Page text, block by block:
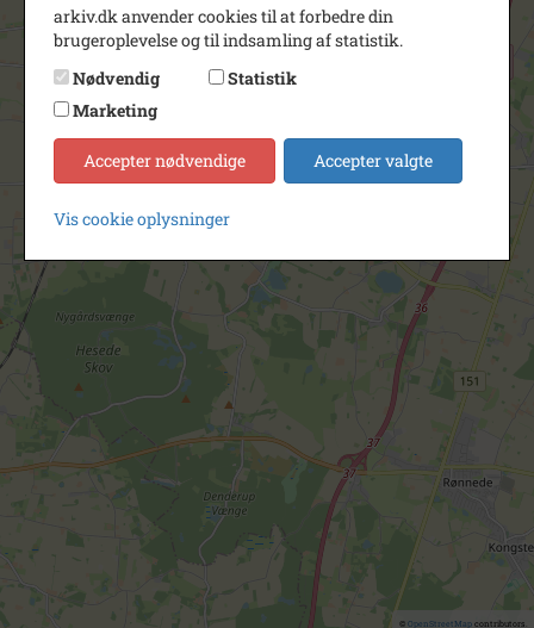
© OpenStreetMapcontributors.
arkiv.dk anvender cookies til at forbedre din
brugeroplevelse og til indsamling af statistik.
Nødvendig
Statistik
Marketing
Accepter nødvendige Accepter valgte
Vis cookie oplysninger